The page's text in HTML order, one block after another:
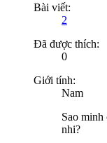
Bài viết:
2
Đã được thích:
0
Giới tính:
Nam
Sao
nhi?